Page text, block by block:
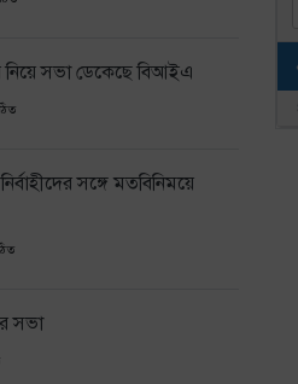
নিয়ে সভা ডেকেছে বিআইএ
সঙ্গে মতবিনিময়ে
সভা